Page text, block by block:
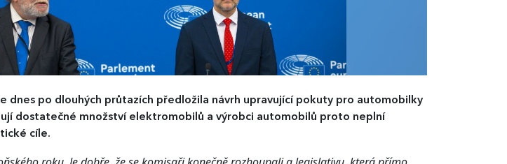
dnes po dlouhých průtazích předložila návrh upravující pokuty pro automobilky
dostatečné množství elektromobilů a výrobci automobilů proto neplní
cíle.